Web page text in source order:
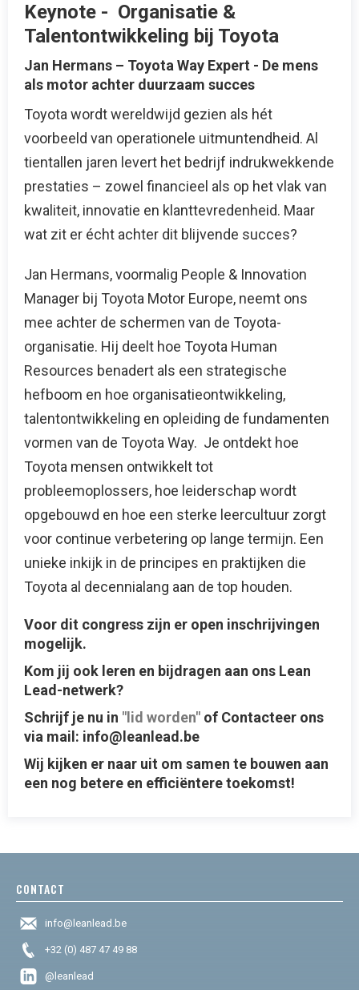
Keynote - Organisatie &
Talentontwikkeling bij Toyota
Jan Hermans – Toyota Way Expert - De mens
als motor achter duurzaam succes
Toyota wordt wereldwijd gezien als hét
voorbeeld van operationele uitmuntendheid. Al
tientallen jaren levert het bedrijf indrukwekkende
prestaties – zowel financieel als op het vlak van
kwaliteit, innovatie en klanttevredenheid. Maar
wat zit er écht achter dit blijvende succes?
Jan Hermans, voormalig People & Innovation
Manager bij Toyota Motor Europe, neemt ons
mee achter de schermen van de Toyota-
organisatie. Hij deelt hoe Toyota Human
Resources benadert als een strategische
hefboom en hoe organisatieontwikkeling,
talentontwikkeling en opleiding de fundamenten
vormen van de Toyota Way. Je ontdekt hoe
Toyota mensen ontwikkelt tot
probleemoplossers, hoe leiderschap wordt
opgebouwd en hoe een sterke leercultuur zorgt
voor continue verbetering op lange termijn. Een
unieke inkijk in de principes en praktijken die
Toyota al decennialang aan de top houden.
Voor dit congress zijn er open inschrijvingen
mogelijk.
Kom jij ook leren en bijdragen aan ons Lean
Lead-netwerk?
Schrijf je nu in "lid worden" of Contacteer ons
via mail: info@leanlead.be
Wij kijken er naar uit om samen te bouwen aan
een nog betere en efficiëntere toekomst!
CONTACT
info@leanlead.be
+32 (0) 487 47 49 88
@leanlead